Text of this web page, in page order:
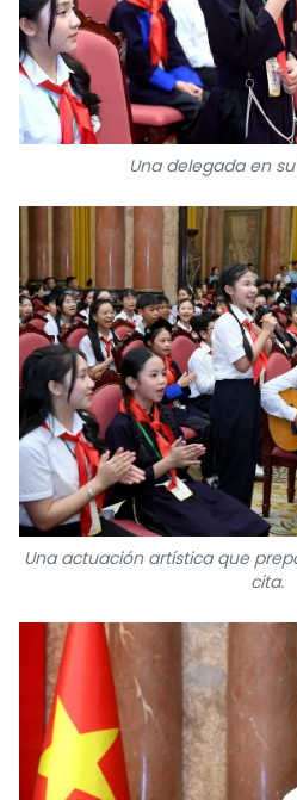
Una delegada en
Una actuación artística que
cita.